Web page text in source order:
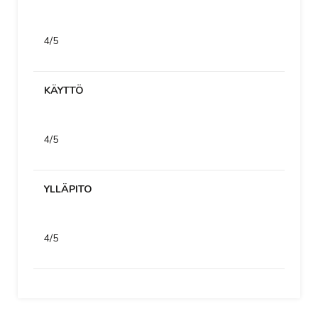
4/5
KÄYTTÖ
4/5
YLLÄPITO
4/5